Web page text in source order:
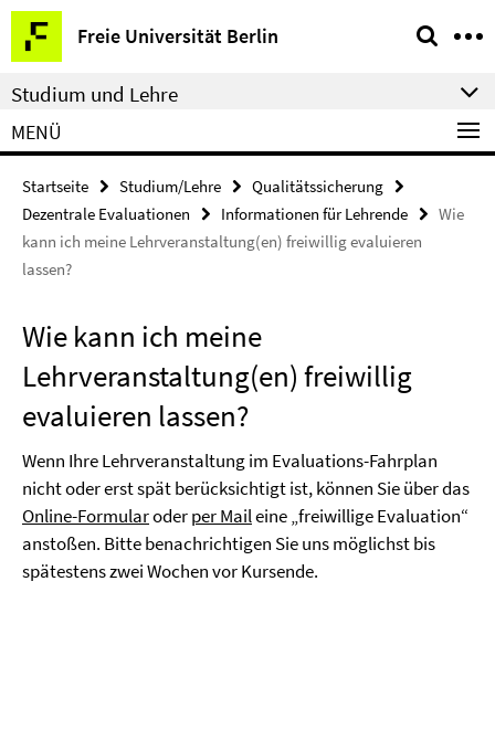
Springe
direkt
zu
Inhalt
Freie Universität Berlin
Service-
Navigation
Studium und Lehre
MENÜ
Startseite Studium/Lehre
Qualitätssicherung
Dezentrale Evaluationen
Informationen für Lehrende
Wie
kann ich meine Lehrveranstaltung(en) freiwillig evaluieren
lassen?
Wie kann ich meine
Lehrveranstaltung(en) freiwillig
evaluieren lassen?
Wenn Ihre Lehrveranstaltung im Evaluations-Fahrplan
nicht oder erst spät berücksichtigt ist, können Sie über das
Online-Formularoderper Maileine „freiwillige Evaluation“
anstoßen. Bitte benachrichtigen Sie uns möglichst bis
spätestens zwei Wochen vor Kursende.